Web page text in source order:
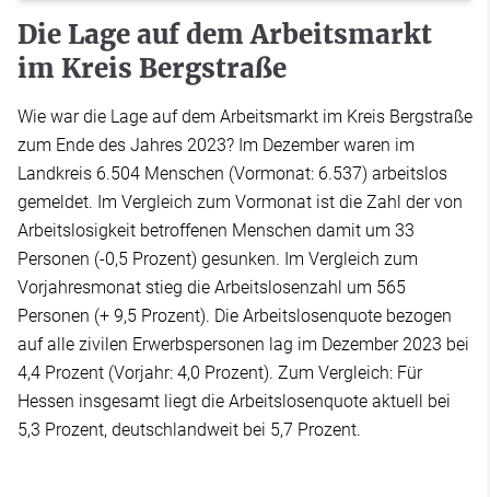
Die Lage auf dem Arbeitsmarkt
im Kreis Bergstraße
Wie war die Lage auf dem Arbeitsmarkt im Kreis Bergstraße
zum Ende des Jahres 2023? Im Dezember waren im
Landkreis 6.504 Menschen (Vormonat: 6.537) arbeitslos
gemeldet. Im Vergleich zum Vormonat ist die Zahl der von
Arbeitslosigkeit betroffenen Menschen damit um 33
Personen (-0,5 Prozent) gesunken. Im Vergleich zum
Vorjahresmonat stieg die Arbeitslosenzahl um 565
Personen (+ 9,5 Prozent). Die Arbeitslosenquote bezogen
auf alle zivilen Erwerbspersonen lag im Dezember 2023 bei
4,4 Prozent (Vorjahr: 4,0 Prozent). Zum Vergleich: Für
Hessen insgesamt liegt die Arbeitslosenquote aktuell bei
5,3 Prozent, deutschlandweit bei 5,7 Prozent.